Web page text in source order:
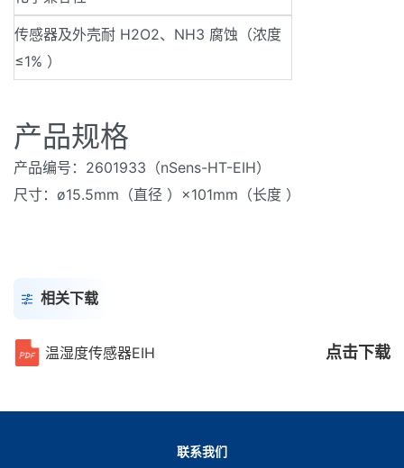
传感器及外壳耐 H2O2、NH3 腐蚀（浓度
≤1% ）
产品规格
产品编号：2601933（nSens-HT-EIH）
尺寸：ø15.5mm（直径 ）×101mm（长度 ）
相关下载
温湿度传感器EIH 点击下载
联系我们